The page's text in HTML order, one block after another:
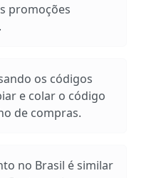
promoções
os códigos
e colar o código
de compras.
no Brasil é similar